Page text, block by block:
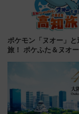
ポケモン「ヌオー」と
旅！ ポケふた＆ヌオ
路の絶景と絶品グル
（7月18日スタート）